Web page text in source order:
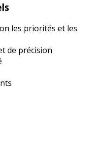
les priorités et les
de précision